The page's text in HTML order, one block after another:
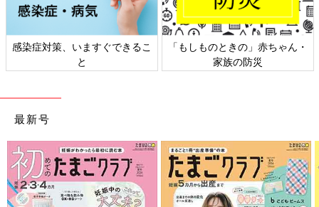
感染症対策、いますぐできるこ
と
「もしものときの」赤ちゃん・
家族の防災
最新号